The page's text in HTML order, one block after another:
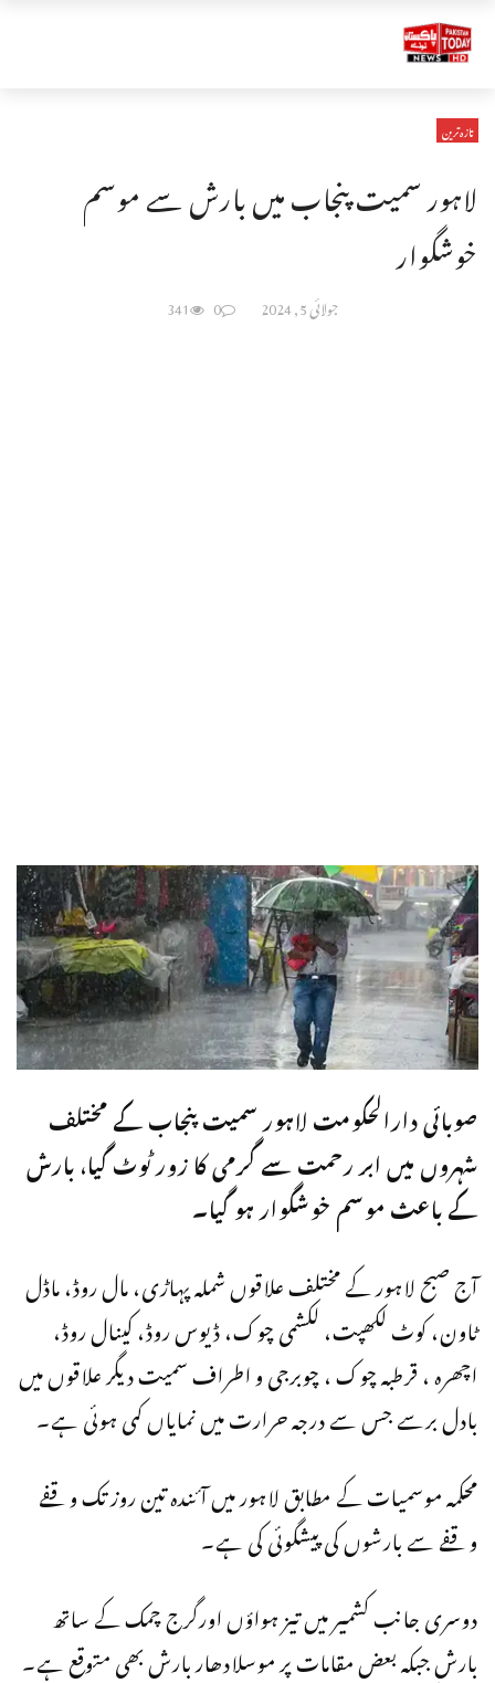
تازہ ترین
لاہور سمیت پنجاب میں بارش سے موسم
خوشگوار
جولائی 5, 2024 0
341
صوبائی دارالحکومت لاہور سمیت پنجاب کے مختلف
شہروں میں ابر رحمت سے گرمی کا زور ٹوٹ گیا، بارش
کے باعث موسم خوشگوار ہو گیا۔
آج صبح لاہور کے مختلف علاقوں شملہ پہاڑی، مال روڈ، ماڈل
ٹاون، کوٹ لکھپت، لکشمی چوک، ڈیوس روڈ، کینال روڈ،
اچھرہ ، قرطبہ چوک ، چوبرجی و اطراف سمیت دیگر علاقوں میں
بادل برسے جس سے درجہ حرارت میں نمایاں کمی ہوئی ہے۔
محکمہ موسمیات کے مطابق لاہور میں آئندہ تین روز تک وقفے
وقفے سے بارشوں کی پیشگوئی کی ہے۔
دوسری جانب کشمیر میں تیز ہواؤں اورگرج چمک کے ساتھ
بارش جبکہ بعض مقامات پر موسلادھار بارش بھی متوقع ہے۔